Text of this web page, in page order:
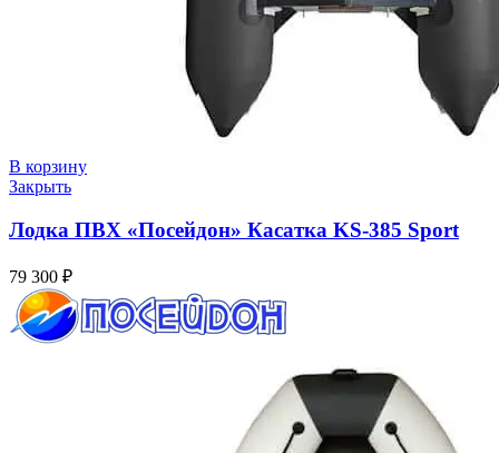
В корзину
Закрыть
Лодка ПВХ «Посейдон» Касатка KS-385 Sport
79 300 ₽